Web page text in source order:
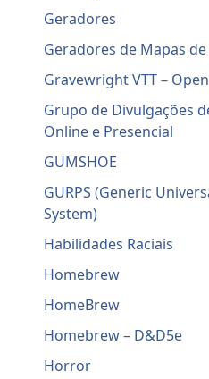
Geradores
Geradores de Mapas de
Gravewright VTT –
Grupo de Divulgações
Online e Presencial
GUMSHOE
GURPS (Generic
System)
Habilidades Raciais
Homebrew
HomeBrew
Homebrew – D&D5e
Horror